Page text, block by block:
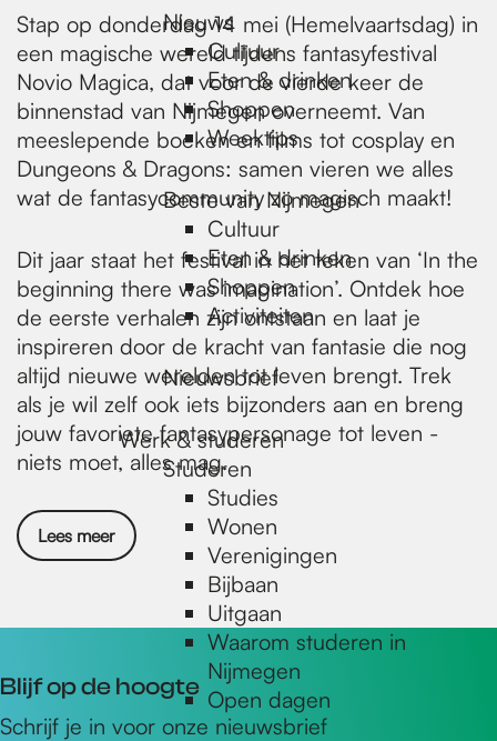
Nieuws
Cultuur
Eten & drinken
Shoppen
Weektips
Beste van Nijmegen
Cultuur
Eten & drinken
Shoppen
Activiteiten
Nieuwsbrief
Werk & studeren
Studeren
Studies
Wonen
Verenigingen
Bijbaan
Uitgaan
Waarom studeren in
Nijmegen
Open dagen
Stap op donderdag 14 mei (Hemelvaartsdag) in
een magische wereld tijdens fantasyfestival
Novio Magica, dat voor de vierde keer de
binnenstad van Nijmegen overneemt. Van
meeslepende boeken en films tot cosplay en
Dungeons & Dragons: samen vieren we alles
wat de fantasycommunity zo magisch maakt!
Dit jaar staat het festival in het teken van ‘In the
beginning there was imagination’. Ontdek hoe
de eerste verhalen zijn ontstaan en laat je
inspireren door de kracht van fantasie die nog
altijd nieuwe werelden tot leven brengt. Trek
als je wil zelf ook iets bijzonders aan en breng
jouw favoriete fantasypersonage tot leven -
niets moet, alles mag.
Lees meer
Blijf op de hoogte
Schrijf je in voor onze nieuwsbrief